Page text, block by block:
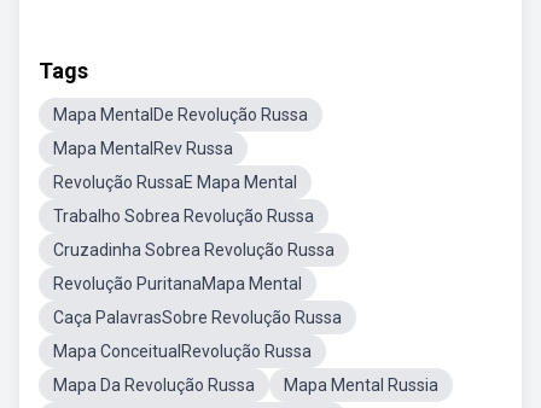
Tags
Mapa MentalDe Revolução Russa
Mapa MentalRev Russa
Revolução RussaE Mapa Mental
Trabalho Sobrea Revolução Russa
Cruzadinha Sobrea Revolução Russa
Revolução PuritanaMapa Mental
Caça PalavrasSobre Revolução Russa
Mapa ConceitualRevolução Russa
Mapa Da Revolução Russa
Mapa Mental Russia